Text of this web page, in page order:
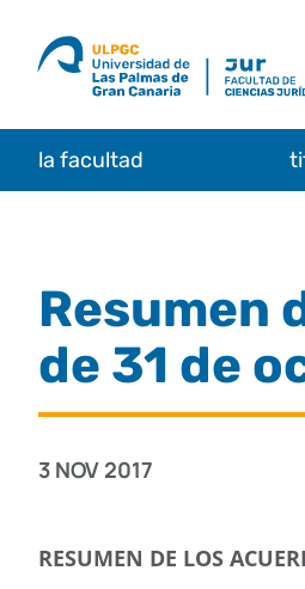
contenido
la facultad
Resumen
de 31 de
3 NOV 2017
RESUMEN DE LOS